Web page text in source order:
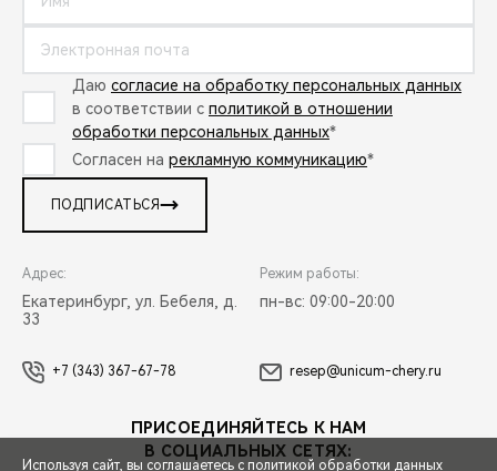
Даю согласие на обработку персональных данных
в соответствии с политикой в отношении
обработки персональных данных*
Согласен на рекламную коммуникацию*
ПОДПИСАТЬСЯ
Адрес:
Екатеринбург, ул. Бебеля, д.
33
Режим работы:
пн-вс: 09:00-20:00
+7 (343) 367-67-78 resep@unicum-chery.ru
ПРИСОЕДИНЯЙТЕСЬ К НАМ
В СОЦИАЛЬНЫХ СЕТЯХ:
Используя сайт, вы соглашаетесь с политикой обработки данных